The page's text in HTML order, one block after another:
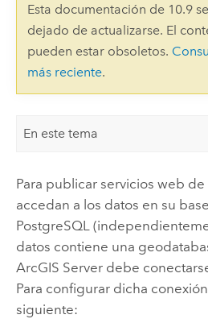
Esta documentación de 10.9
dejado de actualizarse. El
pueden estar obsoletos.
más reciente.
En este tema
Para publicar servicios web de
accedan a los datos en su
PostgreSQL
datos contiene una
ArcGIS Serverdebe
Para configurar dicha
siguiente: